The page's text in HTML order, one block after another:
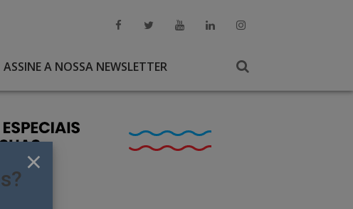
ASSINE A NOSSA NEWSLETTER
×